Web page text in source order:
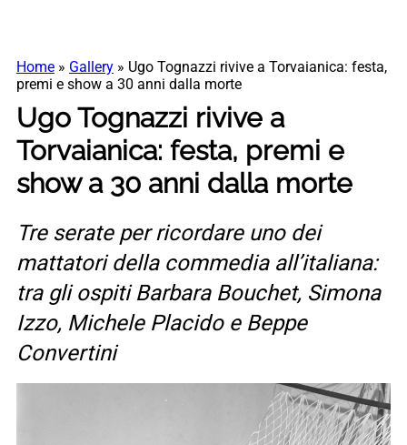
Home » Gallery » Ugo Tognazzi rivive a Torvaianica: festa,
premi e show a 30 anni dalla morte
Ugo Tognazzi rivive a
Torvaianica: festa, premi e
show a 30 anni dalla morte
Tre serate per ricordare uno dei
mattatori della commedia all’italiana:
tra gli ospiti Barbara Bouchet, Simona
Izzo, Michele Placido e Beppe
Convertini